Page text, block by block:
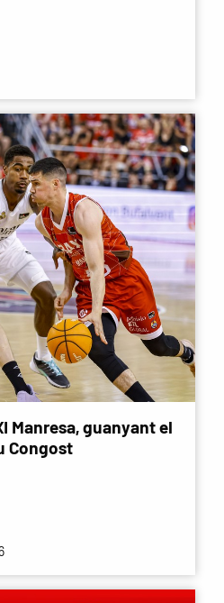
Manresa, guanyant el
Congost